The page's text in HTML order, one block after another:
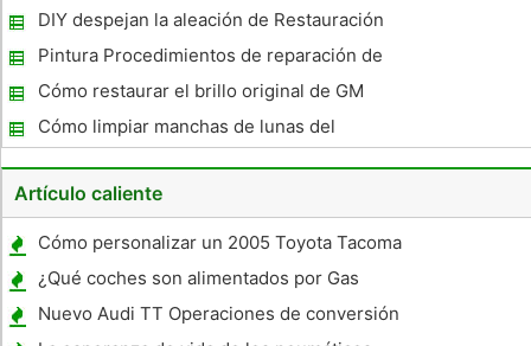
DIY despejan la aleación de Restauración
ruedas
Pintura Procedimientos de reparación de
automóviles arañazos
Cómo restaurar el brillo original de GM
Aluminio Ruedas
Cómo limpiar manchas de lunas del
vehículo
Artículo caliente
Cómo personalizar un 2005 Toyota Tacoma
¿Qué coches son alimentados por Gas
Natural?
Nuevo Audi TT Operaciones de conversión